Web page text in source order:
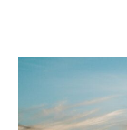
votre